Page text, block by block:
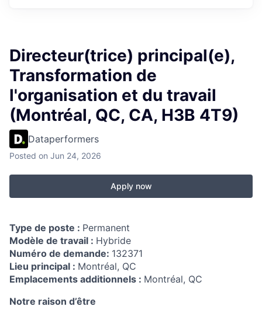
Directeur(trice) principal(e),
Transformation de
l'organisation et du travail
(Montréal, QC, CA, H3B 4T9)
Dataperformers
Posted on Jun 24, 2026
Apply now
Type de poste : Permanent
Modèle de travail : Hybride
Numéro de demande: 132371
Lieu principal : Montréal, QC
Emplacements additionnels : Montréal, QC
Notre raison d’être